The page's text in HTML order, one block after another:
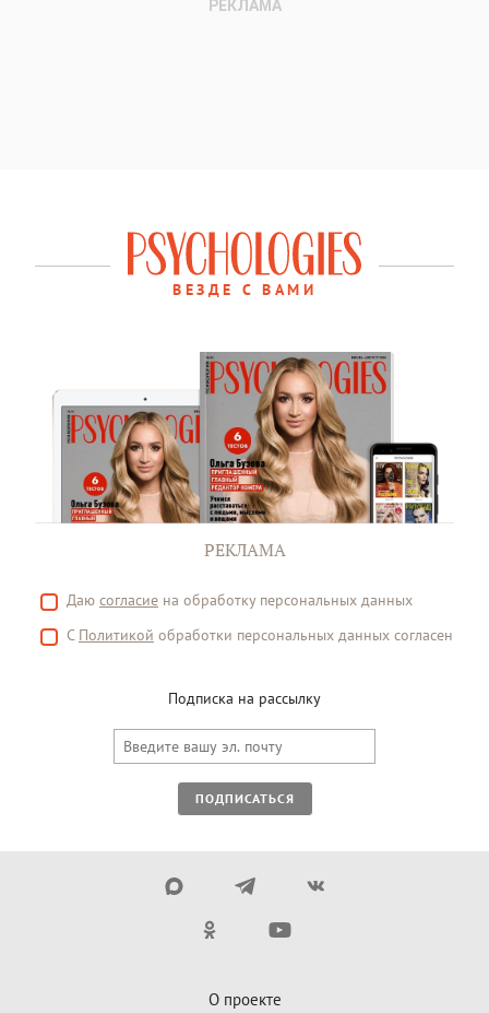
ВЕЗДЕ С ВАМИ
РЕКЛАМА
Даю согласие на обработку персональных данных
С Политикой обработки персональных данных согласен
Подписка на рассылку
ПОДПИСАТЬСЯ
О проекте